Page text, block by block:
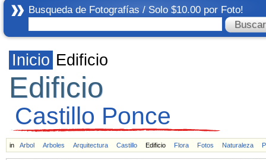
Busqueda de Fotografías / Solo $10.00 por Foto!
Inicio Edificio
Edificio
Castillo Ponce
in Arbol Arboles Arquitectura Castillo Edificio Flora Fotos Naturaleza